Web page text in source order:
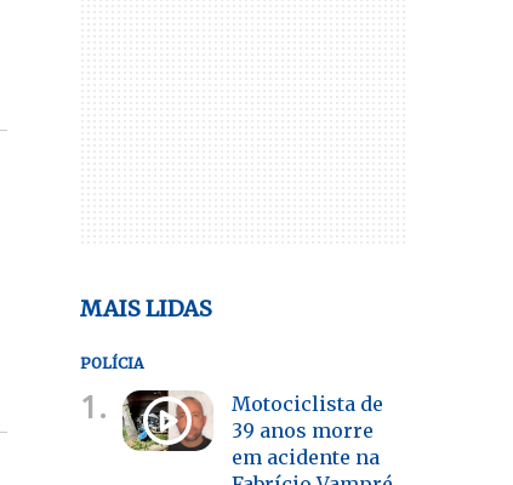
MAIS LIDAS
POLÍCIA
1.
Motociclista de
39 anos morre
em acidente na